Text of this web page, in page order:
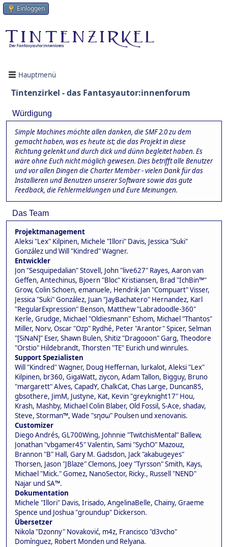
Einloggen
Hauptmenü
Tintenzirkel - das Fantasyautor:innenforum
Würdigung
Simple Machines möchte allen danken, die SMF 2.0 zu dem
gemacht haben, was es heute ist; die das Projekt in diese
Richtung gelenkt und durch dick und dünn begleitet haben. Es
wäre ohne Euch nicht möglich gewesen. Dies betrifft alle Benutzer
und vor allen Dingen die Charter Member - vielen Dank für das
Installieren und Benutzen unserer Software sowie das gute
Feedback, die Fehlermeldungen und Eure Meinungen.
Das Team
Projektmanagement
Aleksi "Lex" Kilpinen, Michele "Illori" Davis, Jessica "Suki"
González und Will "Kindred" Wagner.
Entwickler
Jon "Sesquipedalian" Stovell, John "live627" Rayes, Aaron van
Geffen, Antechinus, Bjoern "Bloc" Kristiansen, Brad "IchBin™"
Grow, Colin Schoen, emanuele, Hendrik Jan "Compuart" Visser,
Jessica "Suki" González, Juan "JayBachatero" Hernandez, Karl
"RegularExpression" Benson, Matthew "Labradoodle-360"
Kerle, Grudge, Michael "Oldiesmann" Eshom, Michael "Thantos"
Miller, Norv, Oscar "Ozp" Rydhé, Peter "Arantor" Spicer, Selman
"[SiNaN]" Eser, Shawn Bulen, Shitiz "Dragooon" Garg, Theodore
"Orstio" Hildebrandt, Thorsten "TE" Eurich und winrules.
Support Spezialisten
Will "Kindred" Wagner, Doug Heffernan, lurkalot, Aleksi "Lex"
Kilpinen, br360, GigaWatt, ziycon, Adam Tallon, Bigguy, Bruno
"margarett" Alves, CapadY, ChalkCat, Chas Large, Duncan85,
gbsothere, JimM, Justyne, Kat, Kevin "greyknight17" Hou,
Krash, Mashby, Michael Colin Blaber, Old Fossil, S-Ace, shadav,
Steve, Storman™, Wade "sησω" Poulsen und xenovanis.
Customizer
Diego Andrés, GL700Wing, Johnnie "TwitchisMental" Ballew,
Jonathan "vbgamer45" Valentin, Sami "SychO" Mazouz,
Brannon "B" Hall, Gary M. Gadsdon, Jack "akabugeyes"
Thorsen, Jason "JBlaze" Clemons, Joey "Tyrsson" Smith, Kays,
Michael "Mick." Gomez, NanoSector, Ricky., Russell "NEND"
Najar und SA™.
Dokumentation
Michele "Illori" Davis, Irisado, AngelinaBelle, Chainy, Graeme
Spence und Joshua "groundup" Dickerson.
Übersetzer
Nikola "Dzonny" Novaković, m4z, Francisco "d3vcho"
Domínguez, Robert Monden und Relyana.